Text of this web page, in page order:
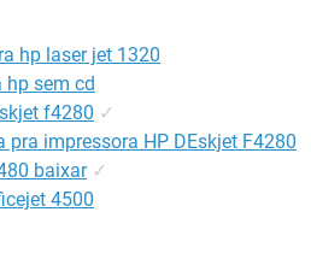
hp laser jet 1320
hp sem cd
f4280 ✓
impressora HP DEskjet F4280
baixar ✓
4500